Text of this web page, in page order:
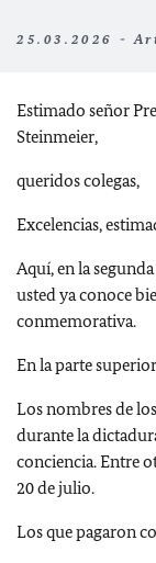
25.03.2026 -
Estimado señor
Steinmeier,
queridos colegas,
Excelencias,
Aquí, en la
usted ya conoce
conmemorativa.
En la parte
Los nombres de
durante la
conciencia. Entre
20 de julio.
Los que pagaron